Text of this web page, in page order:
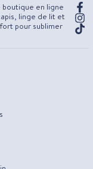
en ligne
linge de lit et
pour sublimer